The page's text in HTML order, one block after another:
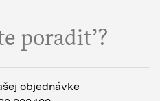
poradiť?
objednávke